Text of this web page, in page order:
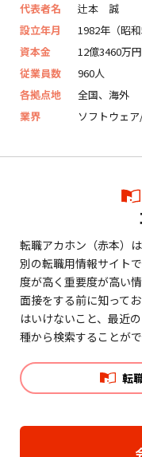
代表者名
辻本 誠
設立年月
1982年（昭
資本金
12億3460万円
従業員数
960人
各拠点地
全国、海外
業界
ソフトウェ
転職アカホン（赤本）
別の転職用情報サイト
度が高く重要度が高い
面接をする前に知って
はいけないこと、最近
種から検索することがで
転